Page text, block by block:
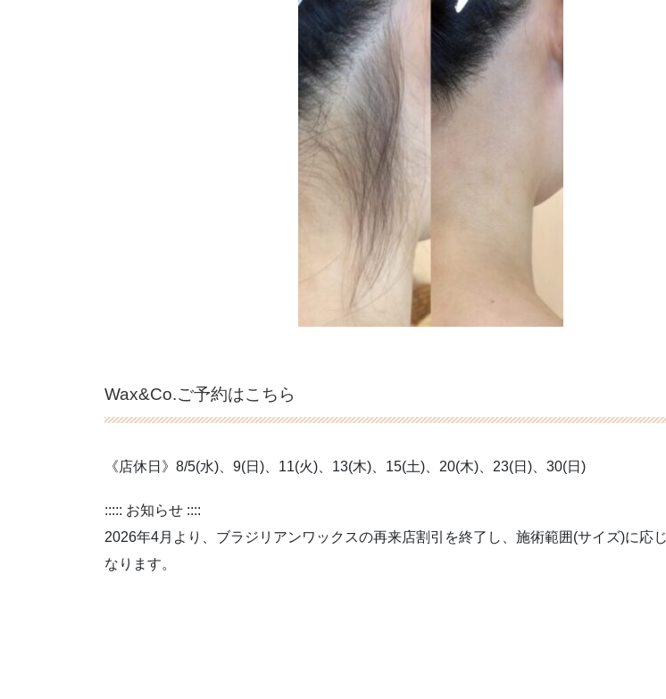
Wax&Co.ご予約はこちら
《店休日》8/5(水)、9(日)、11(火)、13(木)、15(土)、20(木)、23(日)、30(日)
::::: お知らせ ::::
2026年4月より、ブラジリアンワックスの再来店割引を終了し、施術範囲(サイズ)に応
なります。